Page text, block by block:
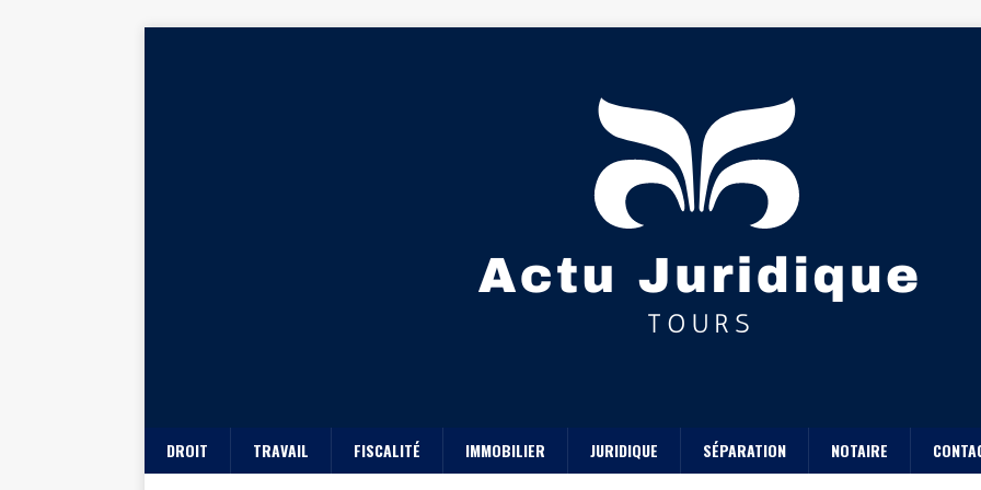
DROIT TRAVAIL FISCALITÉ IMMOBILIER JURIDIQUE SÉPARATION NOTAIRE